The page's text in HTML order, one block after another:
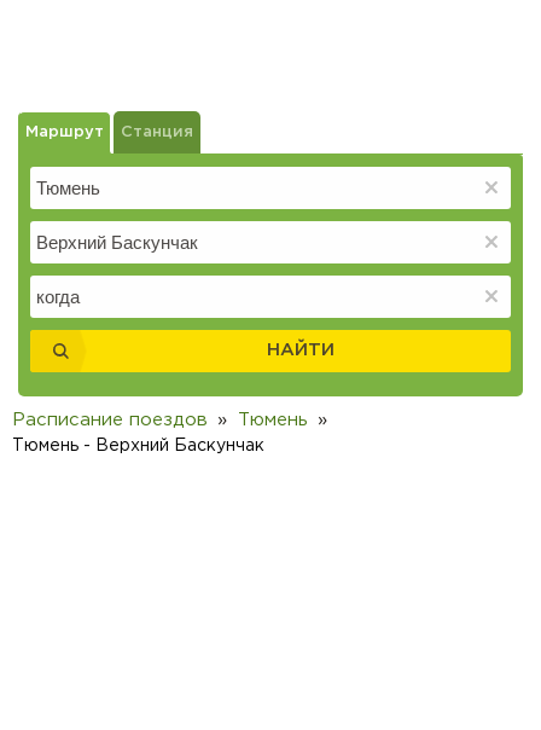
Маршрут Станция
НАЙТИ
Расписание поездов Тюмень
Тюмень - Верхний Баскунчак